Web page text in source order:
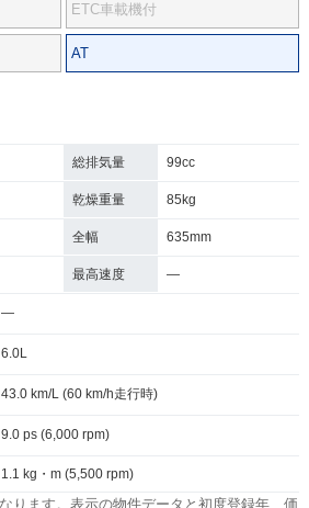
ETC車載機付
AT
総排気量 99cc
乾燥重量 85kg
全幅 635mm
最高速度 ―
―
6.0L
43.0 km/L (60 km/h走行時)
9.0 ps (6,000 rpm)
1.1 kg・m (5,500 rpm)
ります。表示の物件データと初度登録年、価